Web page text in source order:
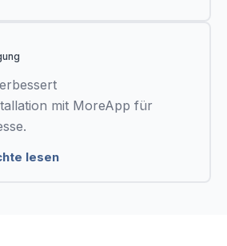
mit MoreApp für
lesen